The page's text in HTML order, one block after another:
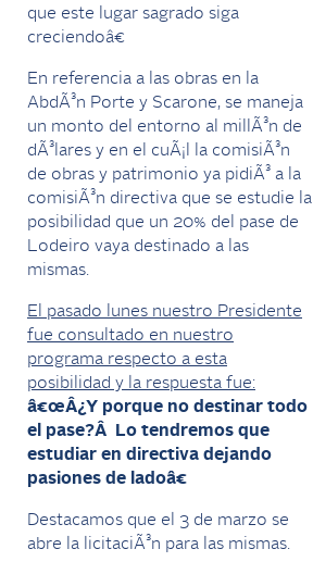
que este lugar sagrado siga
creciendoâ€
En referencia a las obras en la
AbdÃ³n Porte y Scarone, se maneja
un monto del entorno al millÃ³n de
dÃ³lares y en el cuÃ¡l la comisiÃ³n
de obras y patrimonio ya pidiÃ³ a la
comisiÃ³n directiva que se estudie la
posibilidad que un 20% del pase de
Lodeiro vaya destinado a las
mismas.
El pasado lunes nuestro Presidente
fue consultado en nuestro
programa respecto a esta
posibilidad y la respuesta fue:
â€œÂ¿Y porque no destinar todo
el pase?Â Lo tendremos que
estudiar en directiva dejando
pasiones de ladoâ€
Destacamos que el 3 de marzo se
abre la licitaciÃ³n para las mismas.